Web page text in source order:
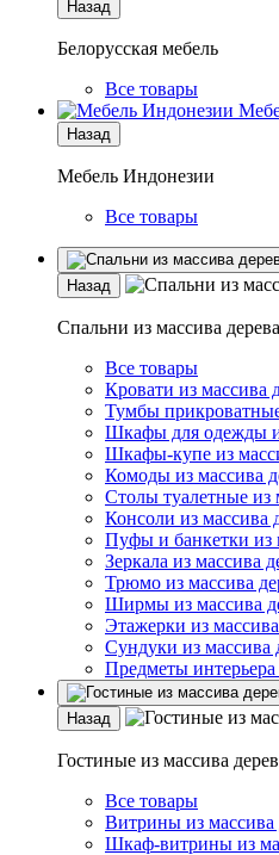
Назад
Белорусская мебель
Все товары
Назад
Мебель Индонезии
Все товары
Назад
Спальни из массива дерева
Все товары
Кровати из массива
Тумбы
Шкафы для одежды
Шкафы-купе из
Комоды из массива
Столы туалетные из
Консоли из массива
Пуфы и банкетки из
Зеркала из массива
Трюмо из массива
Ширмы из массива
Этажерки из
Сундуки из массива
Предметы интерьера
Назад
Гостиные из массива
Все товары
Витрины из массива
Шкаф-витрины из